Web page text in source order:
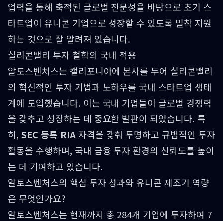
업력을 통해 축적된 글로벌 전문성을 바탕으로 초기 스
타트업이 유니콘 기업으로 성장할 수 있도록 밀착 지원
하는 것으로 잘 알려져 있습니다.
실리콘밸리 투자 철학의 국내 적용
알토스벤처스는 캘리포니아에 본사를 두어 실리콘밸리
의 혁신적인 투자 기법과 노하우를 국내 스타트업 생태
계에 도입했습니다. 이는 국내 기업들이 글로벌 경쟁력
을 갖추고 성장하는 데 중요한 발판이 되었습니다. 특
히, SEC 등록 RIA자격을 갖춰 투명하고 규범적인 투자
활동을 수행하며, 국내 금융 투자 환경의 신뢰도를 높이
는 데 기여하고 있습니다.
알토스벤처스의 핵심 투자 성과와 유니콘 제조기 역량
은 무엇인가요?
알토스벤처스는 현재까지 총 284개 기업에 투자하여 7